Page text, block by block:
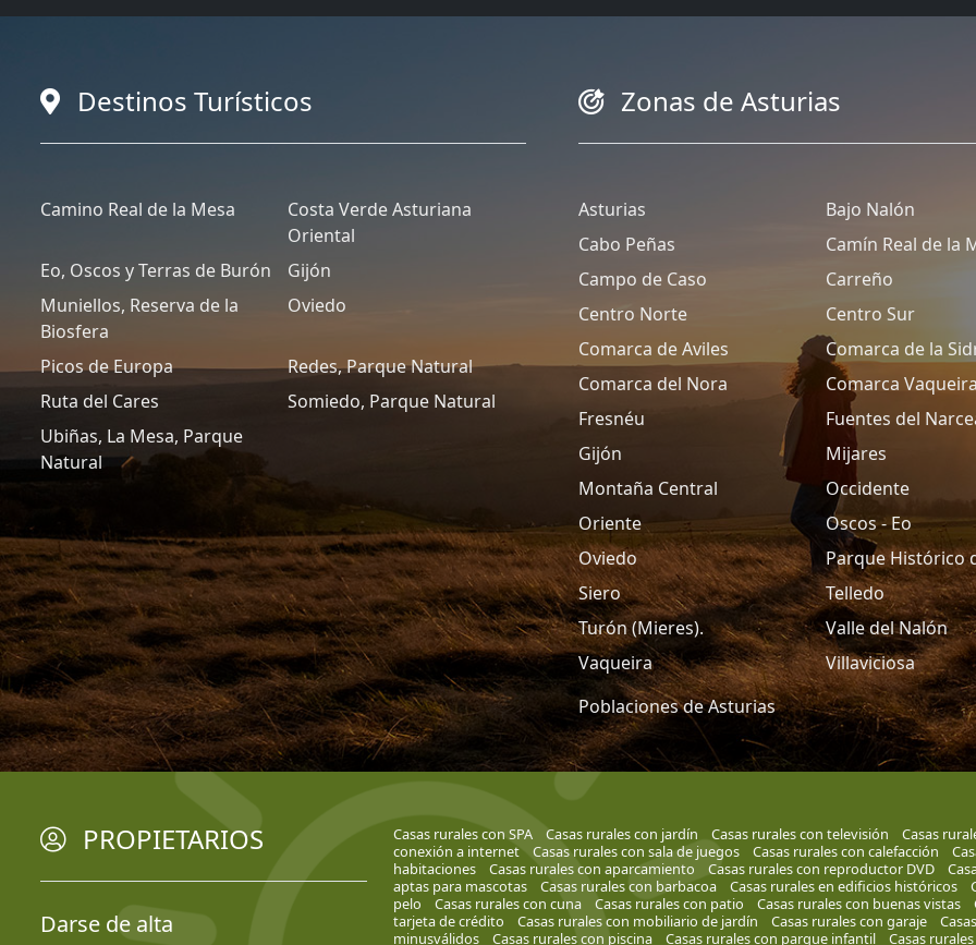
Destinos Turísticos
Camino Real de la Mesa
Costa Verde Asturiana
Oriental
Eo, Oscos y Terras de Burón
Gijón
Muniellos, Reserva de la
Biosfera
Oviedo
Picos de Europa
Redes, Parque Natural
Ruta del Cares
Somiedo, Parque Natural
Ubiñas, La Mesa, Parque
Natural
Zonas de Asturias
Asturias
Bajo Nalón
Cabo Peñas
Camín Real de la
Campo de Caso
Carreño
Centro Norte
Centro Sur
Comarca de Aviles
Comarca de la
Comarca del Nora
Comarca
Fresnéu
Fuentes del
Gijón
Mijares
Montaña Central
Occidente
Oriente
Oscos - Eo
Oviedo
Parque Histórico
Siero
Telledo
Turón (Mieres).
Valle del Nalón
Vaqueira
Villaviciosa
Poblaciones de Asturias
PROPIETARIOS
Darse de alta
Casas rurales con SPA Casas rurales con jardín Casas rurales con televisión
Casas
conexión a internet
Casas rurales con sala de juegos Casas rurales con calefacción
habitaciones
Casas rurales con aparcamiento Casas rurales con reproductor DVD
aptas para mascotas
Casas rurales con barbacoa Casas rurales en edificios históricos
pelo
Casas rurales con cuna Casas rurales con patio Casas rurales con buenas vistas
tarjeta de crédito
Casas rurales con mobiliario de jardín Casas rurales con garaje
minusválidos
Casas rurales con piscina Casas rurales con parque infantil Casas